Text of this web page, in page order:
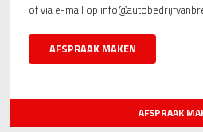
AFSPRAAK
of via e-mail op
AFSPRAAK MAKEN